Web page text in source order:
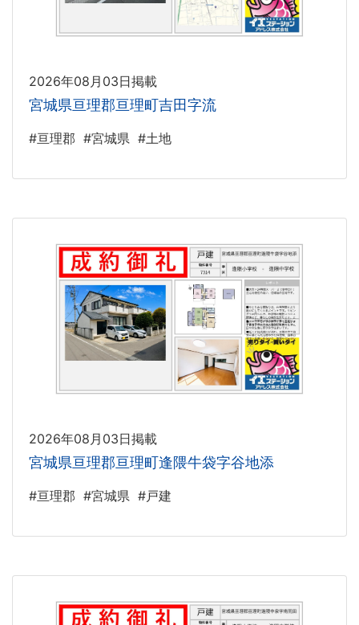
2026年08月03日掲載
宮城県亘理郡亘理町吉田字流
#亘理郡 #宮城県 #土地
2026年08月03日掲載
宮城県亘理郡亘理町逢隈牛袋字谷地添
#亘理郡 #宮城県 #戸建